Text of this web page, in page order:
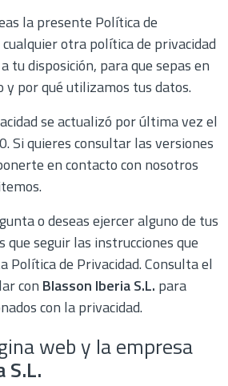
la presente Política de
otra política de privacidad
tu disposición, para que sepas en
y por qué utilizamos tus datos.
se actualizó por última vez el
Si quieres consultar las versiones
en contacto con nosotros
o deseas ejercer alguno de tus
que seguir las instrucciones que
Política de Privacidad. Consulta el
con Blasson IberiaS.L. para
con la privacidad.
web y la empresa
S.L.